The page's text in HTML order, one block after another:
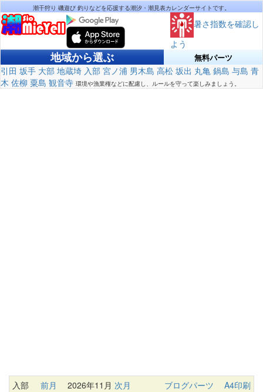
潮干狩り 磯遊び 釣りなどを応援する潮汐・潮見表カレンダーサイトです。
暑さ指数を確認し
よう
地域から選ぶ 無料パーツ
引田 坂手 大部 地蔵埼 入部 宮ノ浦 男木島 高松 坂出 丸亀 鍋島 与島 青
木 佐柳 粟島 観音寺 環境や漁業権などに配慮し、ルールを守って楽しみましょう。
入部 前月 2026年11月 次月 ブログパーツ
A4印刷